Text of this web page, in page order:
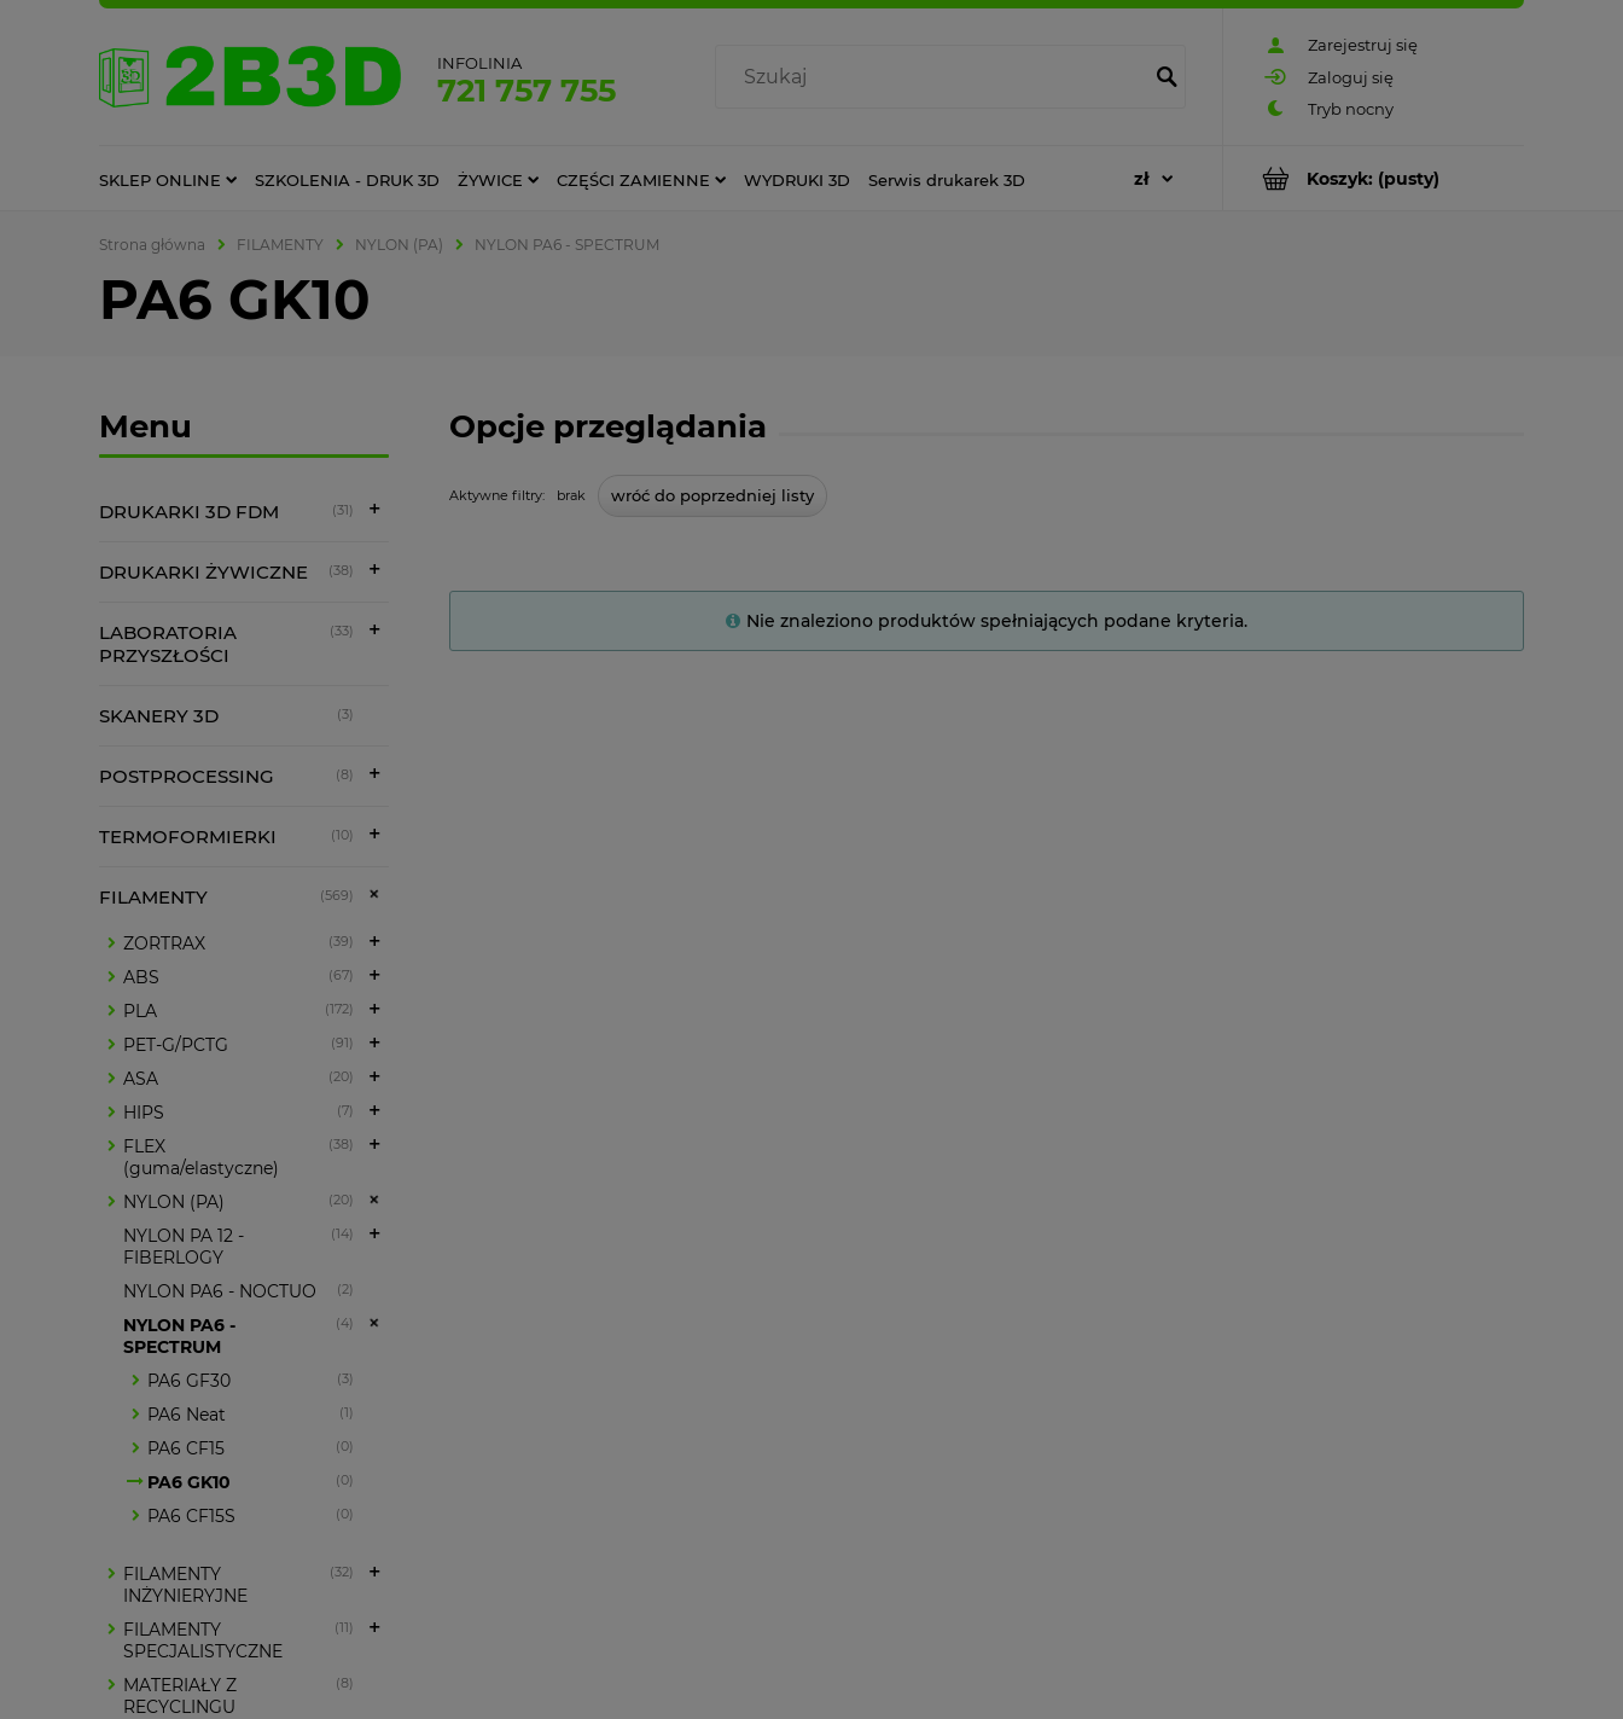
Zarejestruj się
Zaloguj się
INFOLINIA
721 757 755
Koszyk: (pusty)
SKLEP ONLINE SZKOLENIA - DRUK 3D ŻYWICE CZĘŚCI ZAMIENNE WYDRUKI 3D Serwis drukarek 3D
Strona główna FILAMENTY NYLON (PA) NYLON PA6 - SPECTRUM
PA6 GK10
Menu
DRUKARKI 3D FDM (31)
DRUKARKI ŻYWICZNE (38)
LABORATORIA
PRZYSZŁOŚCI
(33)
SKANERY 3D (3)
POSTPROCESSING (8)
TERMOFORMIERKI (10)
FILAMENTY (569)
ZORTRAX (39)
ABS (67)
PLA (172)
PET-G/PCTG (91)
ASA (20)
HIPS (7)
FLEX
(guma/elastyczne)
(38)
NYLON (PA) (20)
NYLON PA 12 -
FIBERLOGY
(14)
NYLON PA6 - NOCTUO (2)
NYLON PA6 -
SPECTRUM
(4)
PA6 GF30 (3)
PA6 Neat (1)
PA6 CF15 (0)
PA6 GK10 (0)
PA6 CF15S (0)
FILAMENTY
INŻYNIERYJNE
(32)
FILAMENTY
SPECJALISTYCZNE
(11)
MATERIAŁY Z
RECYCLINGU
(8)
Opcje przeglądania
Aktywne filtry: brak wróć do poprzedniej listy
Nie znaleziono produktów spełniających podane kryteria.